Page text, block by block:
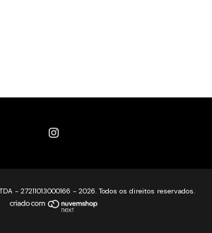
- 27211013000166 - 2026. Todos os direitos reservados.